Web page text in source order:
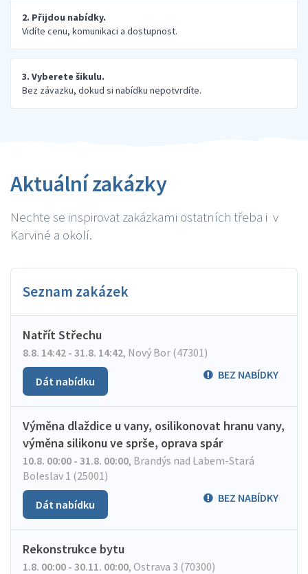
2. Přijdou nabídky.
Vidíte cenu, komunikaci a dostupnost.
3. Vyberete šikulu.
Bez závazku, dokud si nabídku nepotvrdíte.
Aktuální zakázky
Nechte se inspirovat zakázkami ostatních třeba i v
Karviné a okolí.
Seznam zakázek
Natřít Střechu
8.8. 14:42 - 31.8. 14:42, Nový Bor (47301)
BEZ NABÍDKY
Dát nabídku
Výměna dlaždice u vany, osilikonovat hranu vany,
výměna silikonu ve sprše, oprava spár
10.8. 00:00 - 31.8. 00:00, Brandýs nad Labem-Stará
Boleslav 1 (25001)
BEZ NABÍDKY
Dát nabídku
Rekonstrukce bytu
1.8. 00:00 - 30.11. 00:00, Ostrava 3 (70300)